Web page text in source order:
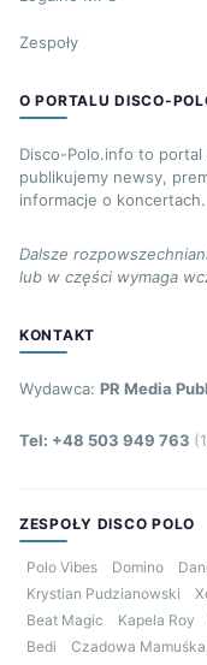
Zespoły
O PORTALU DISCO-
Disco-Polo.info to
publikujemy newsy,
informacje o koncertach.
Dalsze
lub w części wymaga
KONTAKT
Wydawca: PR Media
Tel: +48 503 949 763
ZESPOŁY DISCO POLO
Polo Vibes Domino
Krystian Pudzianowski
Beat Magic
Kapela Roy
Bedi
Czadowa Mamuśka